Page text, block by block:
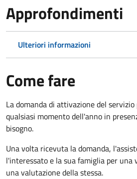
Approfondimenti
Ulteriori informazioni
Come fare
La domanda di attivazione del
qualsiasi momento dell'anno in
bisogno.
Una volta ricevuta la domanda,
l'interessato e la sua famiglia per una
una valutazione della stessa.